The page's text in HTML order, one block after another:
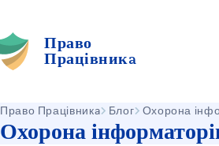
Право
Працівникa
Охорона
Право Працівникa Блог Охорона